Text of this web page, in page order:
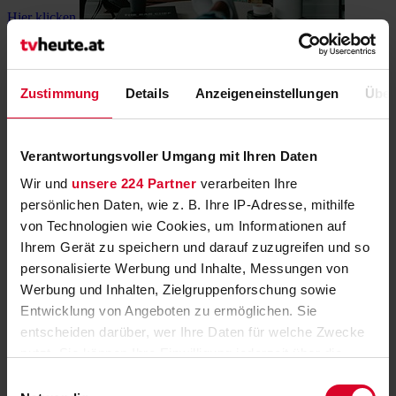
Zustimmung Details Anzeigeneinstellungen
Verantwortungsvoller Umgang mit Ihren Daten
Wir und unsere 224 Partner verarbeiten Ihre
persönlichen Daten, wie z. B. Ihre IP-Adresse, mithilfe
von Technologien wie Cookies, um Informationen auf
Ihrem Gerät zu speichern und darauf zuzugreifen und so
personalisierte Werbung und Inhalte, Messungen von
Werbung und Inhalten, Zielgruppenforschung sowie
Entwicklung von Angeboten zu ermöglichen. Sie
entscheiden darüber, wer Ihre Daten für welche Zwecke
Hier klicken
Streaming vs. lineares Fernsehen
Wie lange werden Sender noch überleben?
ORF-Schwerpunkt „Fünf Jahre Corona"
Analysen, Gespräche und „dokFilm“-Premiere